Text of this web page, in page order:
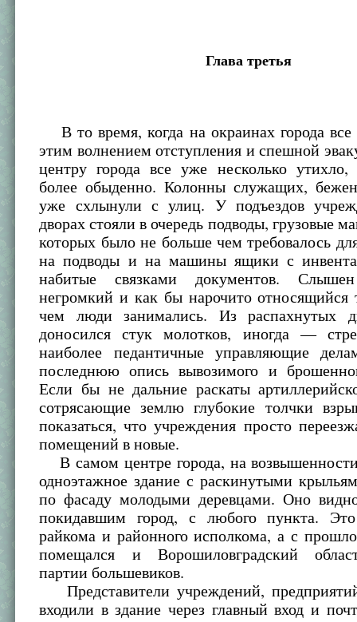
Глава третья
В то время, когда на окраинах города все
этим волнением отступления и спешной
центру города все уже несколько утихло,
более обыденно. Колонны служащих,
уже схлынули с улиц. У подъездов
дворах стояли в очередь подводы, грузовые
которых было не больше чем требовалось
на подводы и на машины ящики с
набитые связками документов.
негромкий и как бы нарочито относящийся
чем люди занимались. Из распахнутых
доносился стук молотков, иногда —
наиболее педантичные управляющие
последнюю опись вывозимого и
Если бы не дальние раскаты
сотрясающие землю глубокие толчки
показаться, что учреждения просто
помещений в новые.
В самом центре города, на
одноэтажное здание с раскинутыми
по фасаду молодыми деревцами. Оно
покидавшим город, с любого пункта.
райкома и районного исполкома, а с
помещался и Ворошиловградский
партии большевиков.
Представители учреждений,
входили в здание через главный вход и